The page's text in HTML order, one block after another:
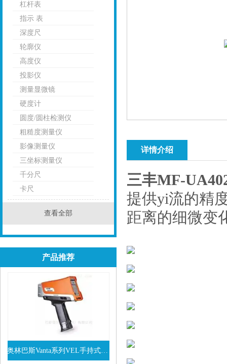
杠杆表
指示 表
深度尺
轮廓仪
高度仪
投影仪
测量显微镜
硬度计
圆度/圆柱检测仪
粗糙度测量仪
影像测量仪
三坐标测量仪
千分尺
卡尺
查看全部
产品推荐
奥林巴斯Vanta系列VEL手持式XRF光谱仪
详情介绍
三丰MF-
提供yi流的精
距离的细微变